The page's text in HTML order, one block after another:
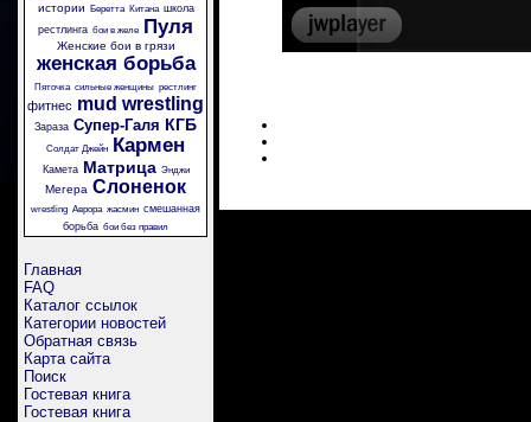
истории
Беретта Китана школа
рестлинга бои в желе Пуля
Женские бои в грязи
женская борьба
Пяточка сильные женщины рестлинг
фитнес mud wrestling
Зараза Супер-Галя КГБ
Солдат Джейн Кармен
Камета Матрица Энджи
Мегера Слоненок
wrestling Аврора жасмин смешанная
борьба бои без правил
Главная
FAQ
Каталог ссылок
Категории новостей
Обратная связь
Карта сайта
Поиск
Гостевая книга
Гостевая книга